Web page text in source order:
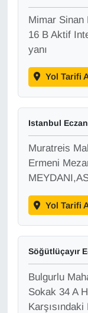
Mimar Sinan
16 B Aktif
yanı
Yol Tarifi
Istanbul
Muratreis
Ermeni
Yol Tarifi
Söğütlüçayır
Bulgurlu
Sokak 34 A
Haber
İngilizce
Kadın
Kamu
Kim
Kültür &
KURDÎ
MAGAZİN
MEDYA